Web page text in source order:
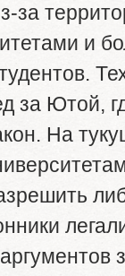
за
и
за Ютой,
На